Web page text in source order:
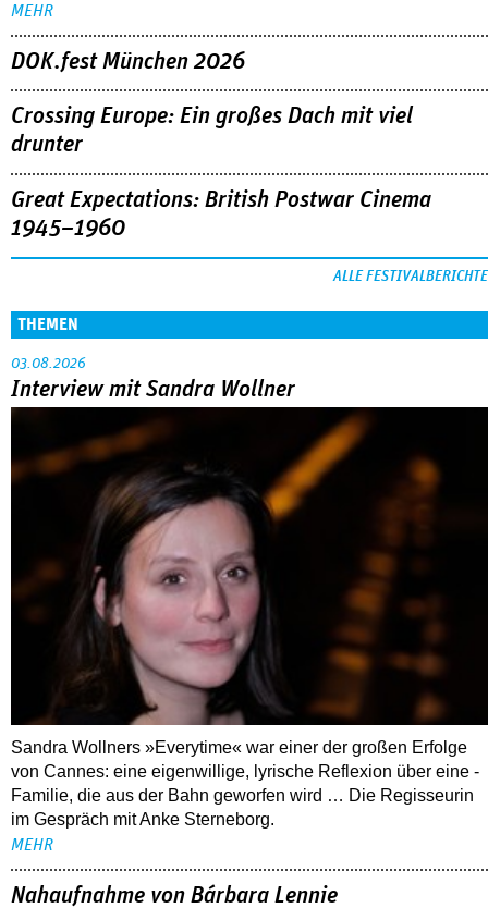
MEHR
DOK.fest München 2026
Crossing Europe: Ein großes Dach mit viel
drunter
Great Expectations: British Postwar Cinema
1945–1960
ALLE FESTIVALBERICHTE
THEMEN
03.08.2026
Interview mit Sandra Wollner
Sandra Wollners »Everytime« war einer der großen Erfolge
von Cannes: eine eigenwillige, lyrische Reflexion über eine ­
Familie, die aus der Bahn geworfen wird … Die Regisseurin
im Gespräch mit Anke Sterneborg.
MEHR
Nahaufnahme von Bárbara Lennie